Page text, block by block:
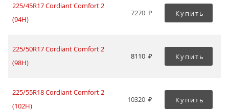
225/45R17 Cordiant Comfort 2
(94H)
7270 Купить
225/50R17 Cordiant Comfort 2
(98H)
8110 Купить
225/55R18 Cordiant Comfort 2
(102H)
10320 Купить